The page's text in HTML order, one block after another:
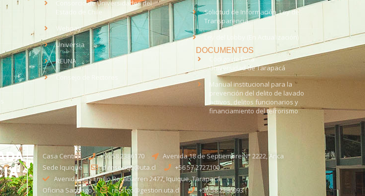
Consorcio de Universidades del
Estado de Chile
Webpay
Universia
REUNA
Solicitud de Información, Ley de
Transparencia
Ley del Lobby (En Actualización)
DOCUMENTOS
Código de Ética
Universidad de Tarapacá
Manual institucional para la
prevención del delito de lavado
activos, delitos funcionarios y
financiamiento del terrorismo
Casa Central +56 58 2386170
Avenida 18 de Septiembre N° 2222, Arica
Sede Iquique
direseciqq@uta.cl
+56 57 2727100​
Avenida Luis Emilio Recabarren 2477, Iquique, Tarapacá
Oficina Santiago
recstgo@gestion.uta.cl
+56 58 2386093